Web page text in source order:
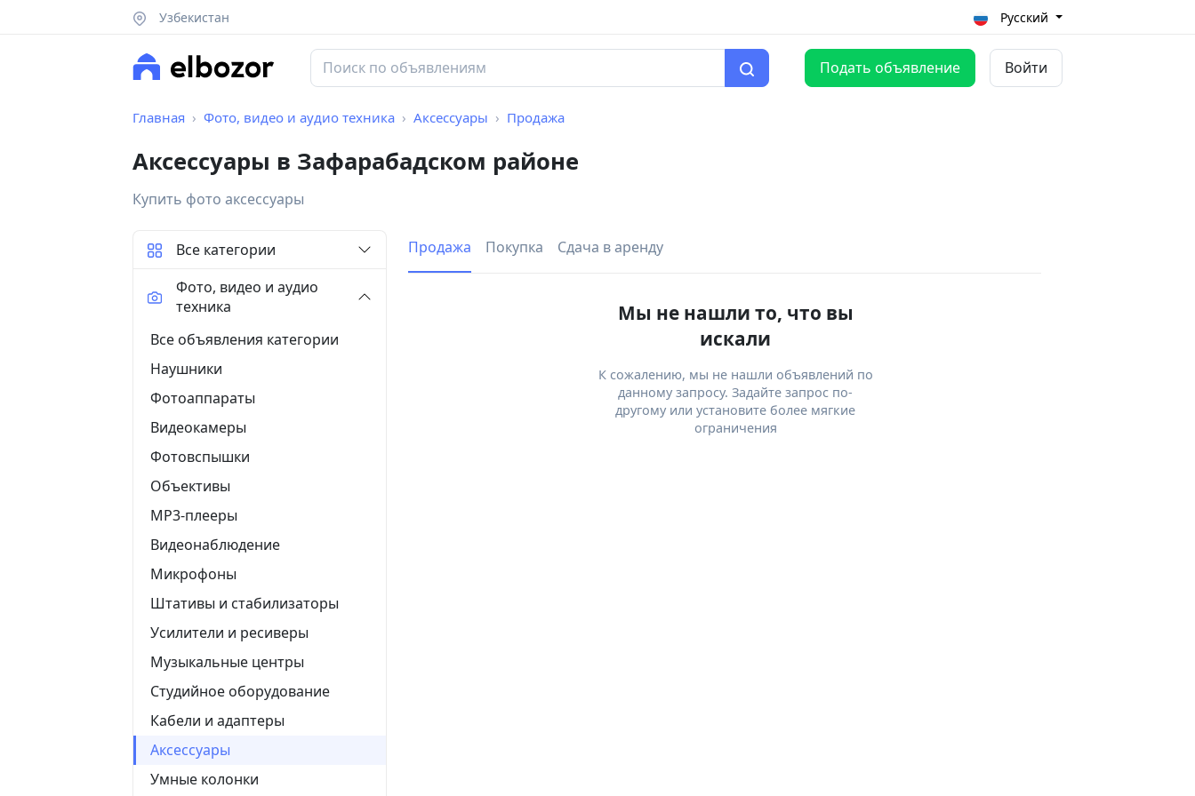
Узбекистан Русский
Подать объявление Войти
Главная Фото, видео и аудио техника Аксессуары Продажа
Аксессуары в Зафарабадском районе
Купить фото аксессуары
Продажа Покупка Сдача в аренду
Мы не нашли то, что вы
искали
К сожалению, мы не нашли объявлений по
данному запросу. Задайте запрос по-
другому или установите более мягкие
ограничения
Все категории
Фото, видео и аудио
техника
Все объявления категории
Наушники
Фотоаппараты
Видеокамеры
Фотовспышки
Объективы
MP3-плееры
Видеонаблюдение
Микрофоны
Штативы и стабилизаторы
Усилители и ресиверы
Музыкальные центры
Студийное оборудование
Кабели и адаптеры
Аксессуары
Умные колонки